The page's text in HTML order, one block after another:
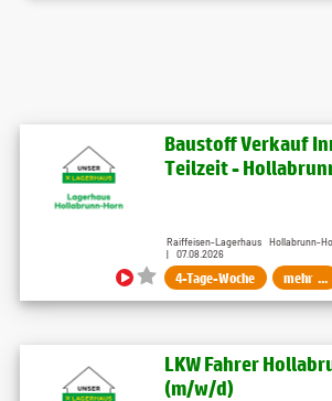
Baustoff Verkauf
Teilzeit -
Raiffeisen-Lagerhaus Hollabrunn-
| 07.08.2026
4-Tage-Woche mehr ...
LKW Fahrer
(m/w/d)